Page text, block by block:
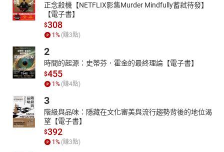
正念殺機【NETFLIX影集Murder Mindfully蓄弒待發】
【電子書】
$308
1 % (賺3點)
2
時間的起源：史蒂芬．霍金的最終理論【電子書】
$455
1 % (賺4點)
3
階級與品味：隱藏在文化審美與流行趨勢背後的地位渴
望【電子書】
$392
1 % (賺3點)